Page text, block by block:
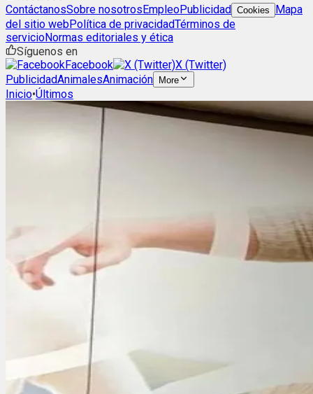
ContáctanosSobre nosotrosEmpleoPublicidad Cookies
Mapa
del sitio webPolítica de privacidadTérminos de
servicioNormas editoriales y ética
Síguenos en
Facebook
X (Twitter)
PublicidadAnimalesAnimación More
Inicio•Últimos